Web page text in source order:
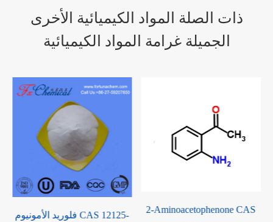
ذات الصلة المواد الكيميائية الأخرى
الجميلة غرامة المواد الكيميائية
فلوريد الأمونيوم CAS 12125-
2-Aminoacetophenone CAS